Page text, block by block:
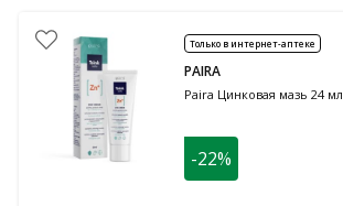
Только в интернет-аптеке
PAIRA
Paira Цинковая мазь 24 мл
-22%